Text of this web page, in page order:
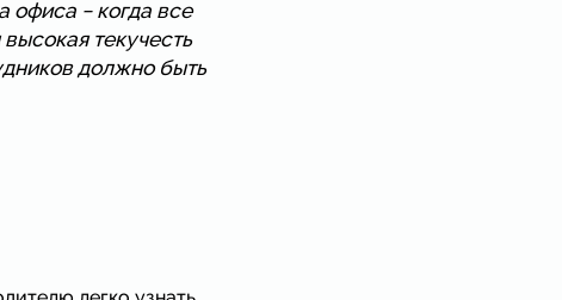
− когда все
текучесть
должно быть